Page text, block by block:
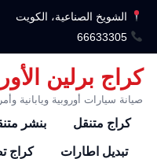
الشويخ الصناعية، الكويت
66633305
كراج برلين
صيانة سيارات أوروبية ويابانية
كراج متنقل بنشر
تبديل اطارات كراج